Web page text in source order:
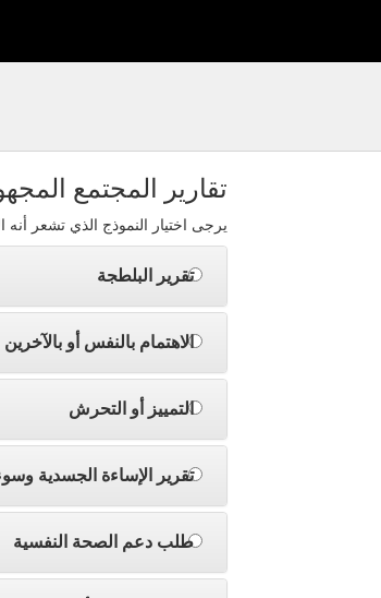
تقارير المجتمع
يرجى اختيار النموذج الذي تشعر أنه
تقرير البلطجة
الاهتمام بالنفس أو بالآخرين
التمييز أو التحرش
تقرير الإساءة الجسدية
طلب دعم الصحة النفسية